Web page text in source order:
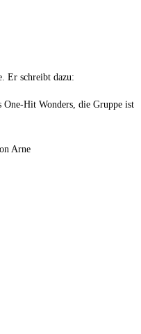
Er schreibt dazu:
One-Hit Wonders, die Gruppe ist
Arne